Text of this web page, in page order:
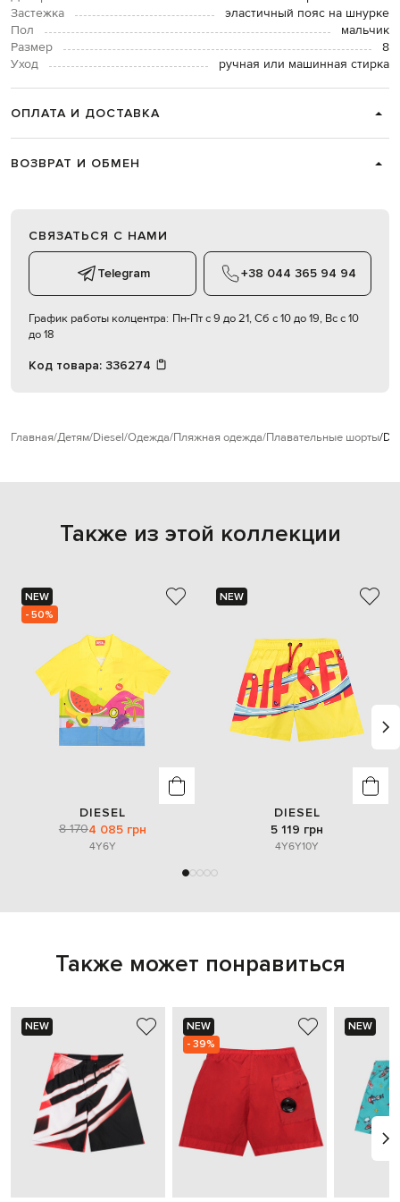
Застежка
эластичный пояс на шнурке
Пол
мальчик
Размер
8
Уход
ручная или машинная стирка
ОПЛАТА И ДОСТАВКА
ВОЗВРАТ И ОБМЕН
СВЯЗАТЬСЯ С НАМИ
Telegram +38 044 365 94 94
График работы колцентра: Пн-Пт с 9 до 21, Сб с 10 до 19, Вс с 10
до 18
Код товара: 336274
Главная Детям Diesel Одежда Пляжная одежда Плавательные шорты
Также из этой коллекции
NEW
- 50%
DIESEL
8 1704 085 грн
4Y6Y
NEW
DIESEL
5 119 грн
4Y6Y10Y
Также может понравиться
NEW
NEW
- 39%
NEW